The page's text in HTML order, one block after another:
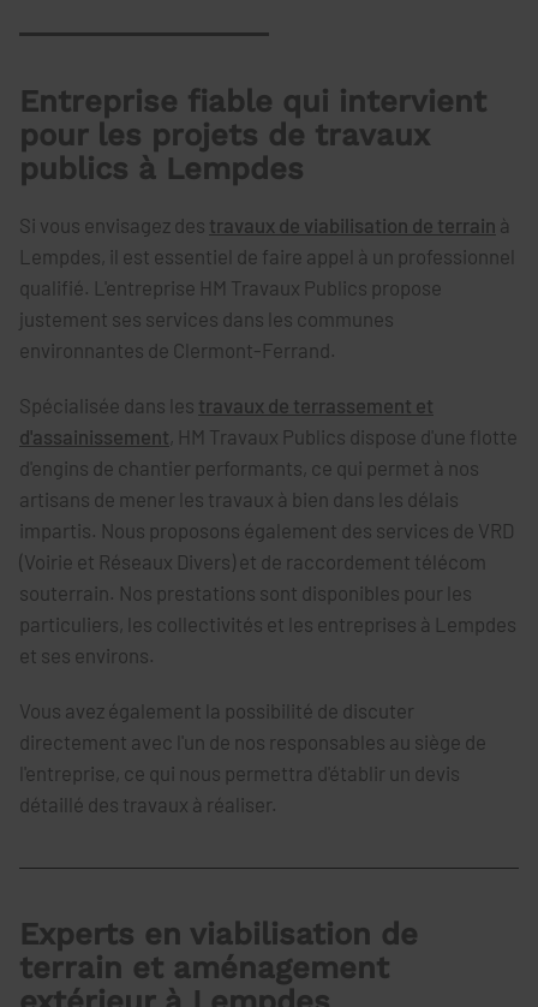
Entreprise fiable qui intervient
pour les projets de travaux
publics à Lempdes
Si vous envisagez des travaux de viabilisation de terrain à
Lempdes, il est essentiel de faire appel à un professionnel
qualifié. L'entreprise HM Travaux Publics propose
justement ses services dans les communes
environnantes de Clermont-Ferrand.
Spécialisée dans les travaux de terrassement et
d'assainissement, HM Travaux Publics dispose d'une flotte
d'engins de chantier performants, ce qui permet à nos
artisans de mener les travaux à bien dans les délais
impartis. Nous proposons également des services de VRD
(Voirie et Réseaux Divers) et de raccordement télécom
souterrain. Nos prestations sont disponibles pour les
particuliers, les collectivités et les entreprises à Lempdes
et ses environs.
Vous avez également la possibilité de discuter
directement avec l'un de nos responsables au siège de
l'entreprise, ce qui nous permettra d'établir un devis
détaillé des travaux à réaliser.
Experts en viabilisation de
terrain et aménagement